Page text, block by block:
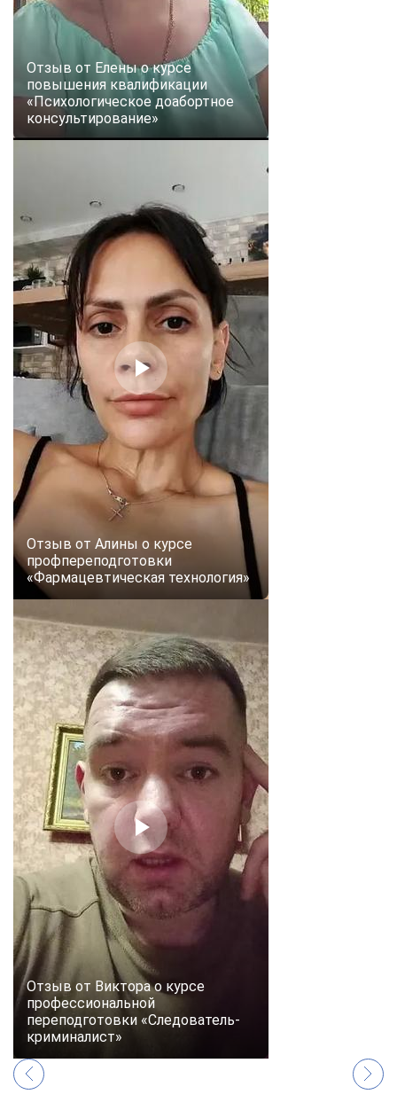
Отзыв от Елены о курсе
повышения квалификации
«Психологическое доабортное
консультирование»
Отзыв от Алины о курсе
профпереподготовки
«Фармацевтическая технология»
Отзыв от Виктора о курсе
профессиональной
переподготовки «Следователь-
криминалист»